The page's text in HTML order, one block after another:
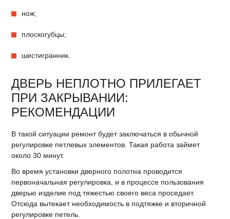
нож;
плоскогубцы;
шестигранник.
ДВЕРЬ НЕПЛОТНО ПРИЛЕГАЕТ
ПРИ ЗАКРЫВАНИИ:
РЕКОМЕНДАЦИИ
В такой ситуации ремонт будет заключаться в обычной
регулировке петлевых элементов. Такая работа займет
около 30 минут.
Во время установки дверного полотна проводится
первоначальная регулировка, и в процессе пользования
дверью изделие под тяжестью своего веса проседает.
Отсюда вытекает необходимость в подтяжке и вторичной
регулировке петель.